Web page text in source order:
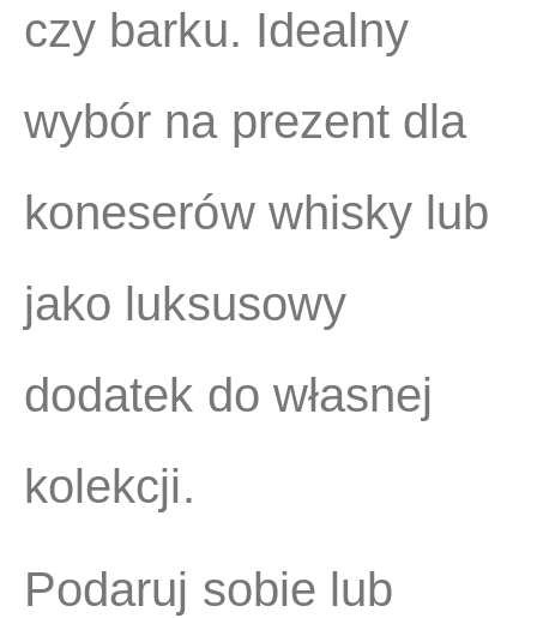
czy barku. Idealny
wybór na prezent dla
koneserów whisky lub
jako luksusowy
dodatek do własnej
kolekcji.
Podaruj sobie lub